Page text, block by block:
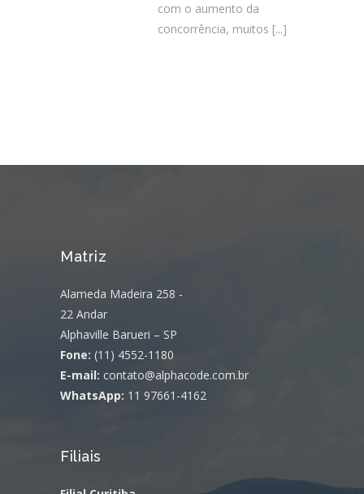
com o aumento da
concorrência, muitos [...]
Matriz
Alameda Madeira 258 -
22 Andar
Alphaville Barueri – SP
Fone: (11) 4552-1180
E-mail: contato@alphacode.com.br
WhatsApp: 11 97661-4162
Filiais